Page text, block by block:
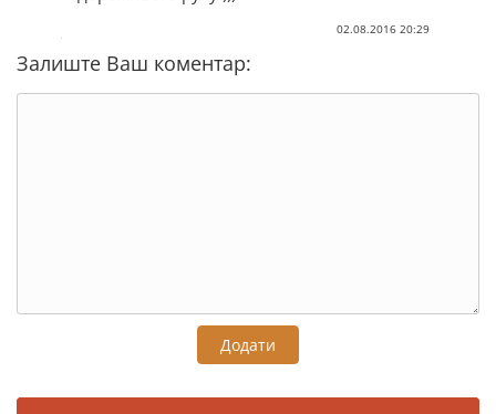
02.08.2016 20:29
Залиште Ваш коментар:
Додати